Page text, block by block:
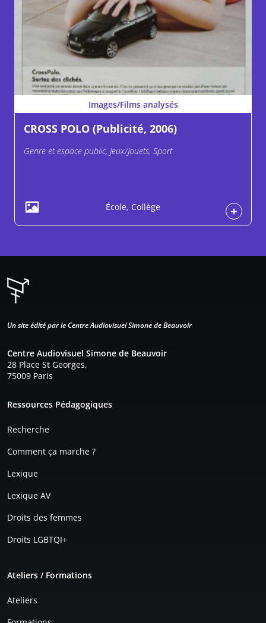
Images/Films analysés
CROSS POLO (Publicité, 2006)
Genre et espace public, Jeux/Jouets, Sport
École, Collège
Un site édité par le Centre Audiovisuel Simone de Beauvoir
Centre Audiovisuel Simone de Beauvoir
28 Place St Georges,
75009 Paris
Ressources Pédagogiques
Recherche
Comment ça marche ?
Lexique
Lexique AV
Droits des femmes
Droits LGBTQI+
Ateliers / Formations
Ateliers